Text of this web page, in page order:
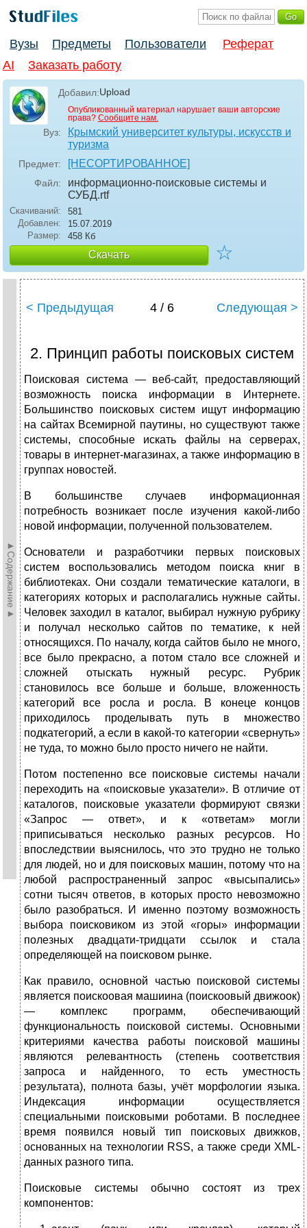
Вузы Предметы Пользователи
Реферат
AI
Заказать работу
Добавил:Upload
Опубликованный материал нарушает ваши авторские
права? Сообщите нам.
Вуз:
Крымский университет культуры, искусств и
туризма
Предмет: [НЕСОРТИРОВАННОЕ]
Файл:
информационно-поисковые системы и
СУБД.rtf
Скачиваний:
581
Добавлен:
15.07.2019
Размер:
458 Кб
Скачать ☆
►Содержание►
< Предыдущая 4 / 6 Следующая >
2. Принцип работы поисковых систем
Поисковая система — веб-сайт, предоставляющий
возможность поиска информации в Интернете.
Большинство поисковых систем ищут информацию
на сайтах Всемирной паутины, но существуют также
системы, способные искать файлы на серверах,
товары в интернет-магазинах, а также информацию в
группах новостей.
В большинстве случаев информационная
потребность возникает после изучения какой-либо
новой информации, полученной пользователем.
Основатели и разработчики первых поисковых
систем воспользовались методом поиска книг в
библиотеках. Они создали тематические каталоги, в
категориях которых и располагались нужные сайты.
Человек заходил в каталог, выбирал нужную рубрику
и получал несколько сайтов по тематике, к ней
относящихся. По началу, когда сайтов было не много,
все было прекрасно, а потом стало все сложней и
сложней отыскать нужный ресурс. Рубрик
становилось все больше и больше, вложенность
категорий все росла и росла. В конеце концов
приходилось проделывать путь в множество
подкатегорий, а если в какой-то категории «свернуть»
не туда, то можно было просто ничего не найти.
Потом постепенно все поисковые системы начали
переходить на «поисковые указатели». В отличие от
каталогов, поисковые указатели формируют связки
«Запрос — ответ», и к «ответам» могли
приписываться несколько разных ресурсов. Но
впоследствии выяснилось, что это трудно не только
для людей, но и для поисковых машин, потому что на
любой распространенный запрос «высыпались»
сотни тысяч ответов, в которых просто невозможно
было разобраться. И именно поэтому возможность
выбора поисковиком из этой «горы» информации
полезных двадцати-тридцати ссылок и стала
определяющей на поисковом рынке.
Как правило, основной частью поисковой системы
является поискоовая машиина (поискоовый движоок)
— комплекс программ, обеспечивающий
функциональность поисковой системы. Основными
критериями качества работы поисковой машины
являются релевантность (степень соответствия
запроса и найденного, то есть уместность
результата), полнота базы, учёт морфологии языка.
Индексация информации осуществляется
специальными поисковыми роботами. В последнее
время появился новый тип поисковых движков,
основанных на технологии RSS, а также среди XML-
данных разного типа.
Поисковые cистемы обычно состоят из трех
компонентов: